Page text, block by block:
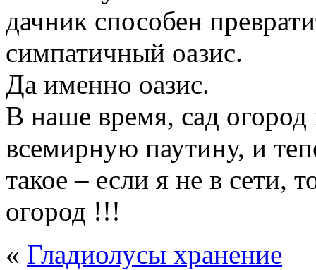
дачник способен
симпатичный оазис.
Да именно оазис.
В наше время, сад огород
всемирную паутину, и
такое – если я не в сети,
огород !!!
« Гладиолусы хранение